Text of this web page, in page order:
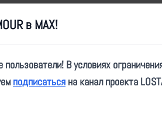
в MAX!
В условиях
подписаться на канал проекта